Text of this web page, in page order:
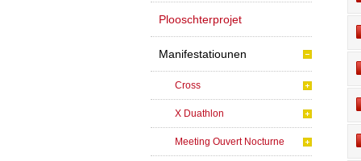
Plooschterprojet
Manifestatiounen
Cross
X Duathlon
Meeting Ouvert Nocturne